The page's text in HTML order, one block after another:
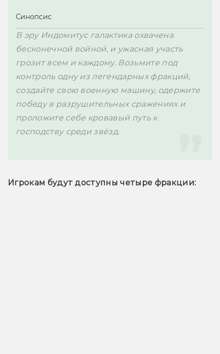
Синопсис
В эру Индомитус галактика охвачена
бесконечной войной, и ужасная участь
грозит всем и каждому. Возьмите под
контроль одну из легендарных фракций,
создайте свою военную машину, одержите
победу в разрушительных сражениях и
проложите себе кровавый путь к
господству среди звёзд.
Игрокам будут доступны четыре фракции: